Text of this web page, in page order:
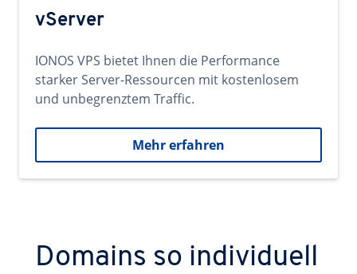
vServer
IONOS VPS bietet Ihnen die Performance
starker Server-Ressourcen mit kostenlosem
und unbegrenztem Traffic.
Mehr erfahren
Domains so individuell